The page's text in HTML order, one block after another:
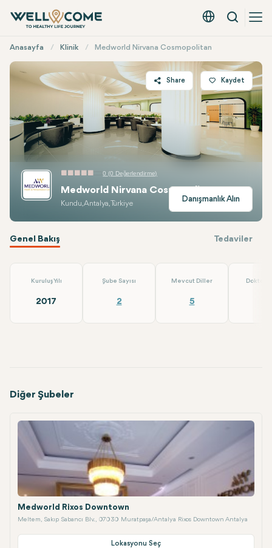
Türkçe - EUR
Arama
Menü
Anasayfa Klinik Medworld Nirvana Cosmopolitan
0 (0 Değerlendirme)
Medworld Nirvana Cosmopolitan
Kundu, Antalya, Türkiye
Share
E-mail
Kaydet
Danışmanlık Alın
Genel Bakış Tedaviler
Kuruluş Yılı
2017
Şube Sayısı
2
Mevcut Diller
5
Doktor
Diğer Şubeler
Medworld Rixos Downtown
Meltem, Sakıp Sabancı Blv., 07030 Muratpaşa/Antalya Rixos Downtown Antalya
Lokasyonu Seç